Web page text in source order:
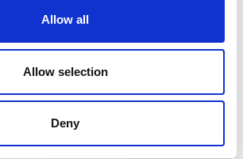
Allow all
Allow selection
Deny